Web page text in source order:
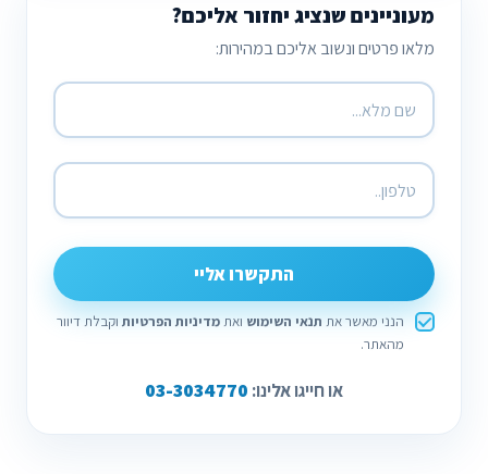
מעוניינים שנציג יחזור אליכם?
מלאו פרטים ונשוב אליכם במהירות:
התקשרו אליי
הנני מאשר את תנאי השימוש ואתמדיניות הפרטיות וקבלת דיוור
מהאתר.
או חייגו אלינו: 03-3034770